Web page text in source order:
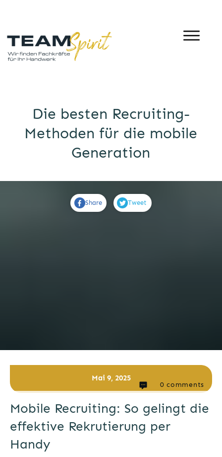
Die besten Recruiting-
Methoden für die mobile
Generation
Share Tweet
Mai 9, 2025
0 comments
Mobile Recruiting: So gelingt die
effektive Rekrutierung per
Handy